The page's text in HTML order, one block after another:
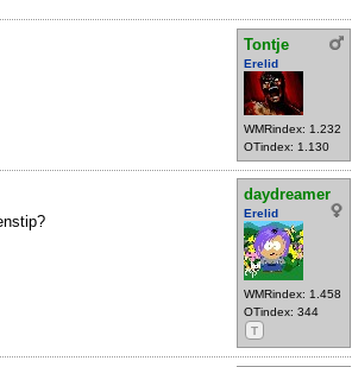
Tontje
Erelid
WMRindex: 1.232
OTindex: 1.130
daydreamer
Erelid
WMRindex: 1.458
OTindex: 344
T